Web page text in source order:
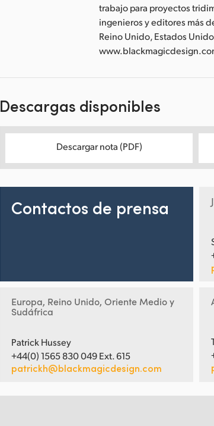
trabajo para proyectos
ingenieros y editores más
Reino Unido, Estados
Descargas disponibles
Descargar nota (PDF)
Contactos de prensa
Europa, Reino Unido, Oriente Medio y
Sudáfrica
Patrick Hussey
+44(0) 1565 830 049 Ext. 615
patrickh@blackmagicdesign.com